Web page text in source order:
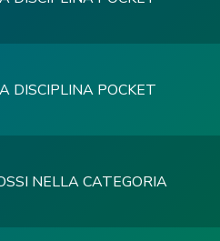
DISCIPLINA POCKET
NELLA CATEGORIA